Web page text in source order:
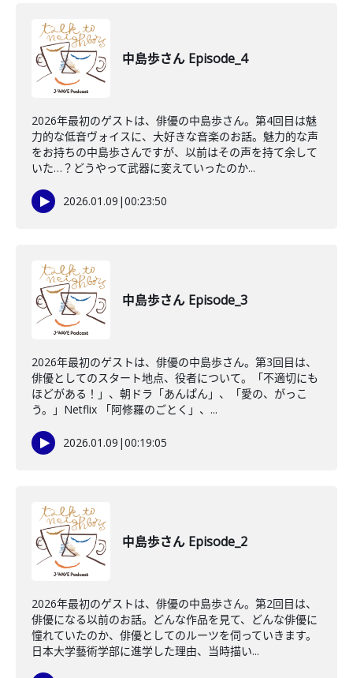
中島歩さん Episode_4
2026年最初のゲストは、俳優の中島歩さん。第4回目は魅
力的な低音ヴォイスに、大好きな音楽のお話。魅力的な声
をお持ちの中島歩さんですが、以前はその声を持て余して
いた…？どうやって武器に変えていったのか...
2026.01.09 |00:23:50
中島歩さん Episode_3
2026年最初のゲストは、俳優の中島歩さん。第3回目は、
俳優としてのスタート地点、役者について。「不適切にも
ほどがある！」、朝ドラ「あんぱん」、「愛の、がっこ
う。」Netflix 「阿修羅のごとく」、...
2026.01.09 |00:19:05
中島歩さん Episode_2
2026年最初のゲストは、俳優の中島歩さん。第2回目は、
俳優になる以前のお話。どんな作品を見て、どんな俳優に
憧れていたのか、俳優としてのルーツを伺っていきます。
日本大学藝術学部に進学した理由、当時描い...